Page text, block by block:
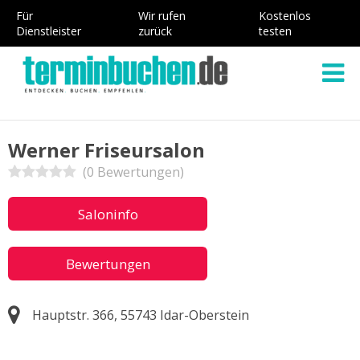
Für
Dienstleister
Wir rufen
zurück
Kostenlos
testen
Werner Friseursalon
(0 Bewertungen)
Saloninfo
Bewertungen
Hauptstr. 366, 55743 Idar-Oberstein